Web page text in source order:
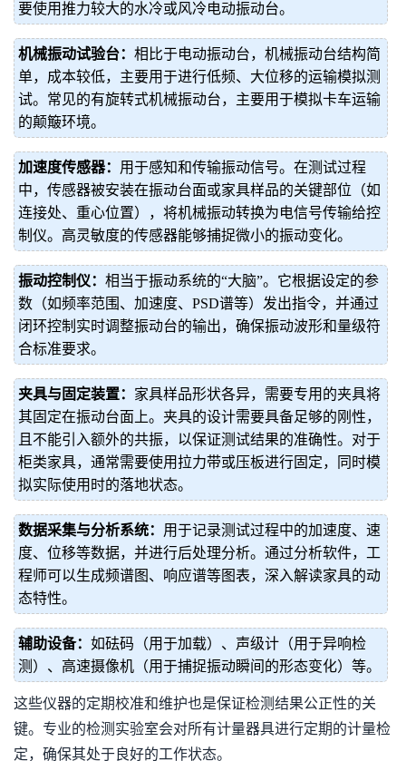
要使用推力较大的水冷或风冷电动振动台。
机械振动试验台： 相比于电动振动台，机械振动台结构简
单，成本较低，主要用于进行低频、大位移的运输模拟测
试。常见的有旋转式机械振动台，主要用于模拟卡车运输
的颠簸环境。
加速度传感器： 用于感知和传输振动信号。在测试过程
中，传感器被安装在振动台面或家具样品的关键部位（如
连接处、重心位置），将机械振动转换为电信号传输给控
制仪。高灵敏度的传感器能够捕捉微小的振动变化。
振动控制仪： 相当于振动系统的“大脑”。它根据设定的参
数（如频率范围、加速度、PSD谱等）发出指令，并通过
闭环控制实时调整振动台的输出，确保振动波形和量级符
合标准要求。
夹具与固定装置： 家具样品形状各异，需要专用的夹具将
其固定在振动台面上。夹具的设计需要具备足够的刚性，
且不能引入额外的共振，以保证测试结果的准确性。对于
柜类家具，通常需要使用拉力带或压板进行固定，同时模
拟实际使用时的落地状态。
数据采集与分析系统： 用于记录测试过程中的加速度、速
度、位移等数据，并进行后处理分析。通过分析软件，工
程师可以生成频谱图、响应谱等图表，深入解读家具的动
态特性。
辅助设备： 如砝码（用于加载）、声级计（用于异响检
测）、高速摄像机（用于捕捉振动瞬间的形态变化）等。
这些仪器的定期校准和维护也是保证检测结果公正性的关
键。专业的检测实验室会对所有计量器具进行定期的计量检
定，确保其处于良好的工作状态。